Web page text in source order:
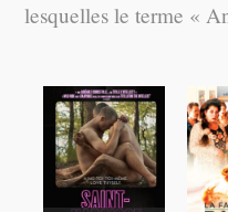
lesquelles le terme «